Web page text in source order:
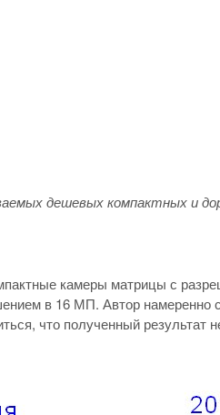
дешевых компактных и
камеры матрицы с
в 16 МП. Автор намеренно
что полученный результат